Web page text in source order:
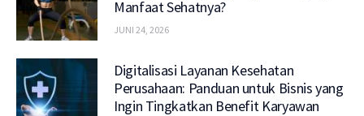
Manfaat Sehatnya?
JUNI 24, 2026
Digitalisasi Layanan Kesehatan
Perusahaan: Panduan untuk Bisnis yang
Ingin Tingkatkan Benefit Karyawan